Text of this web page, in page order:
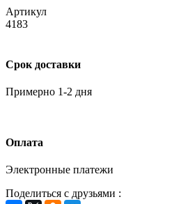
Артикул
4183
Срок доставки
Примерно 1-2 дня
Оплата
Электронные платежи
Поделиться с друзьями :